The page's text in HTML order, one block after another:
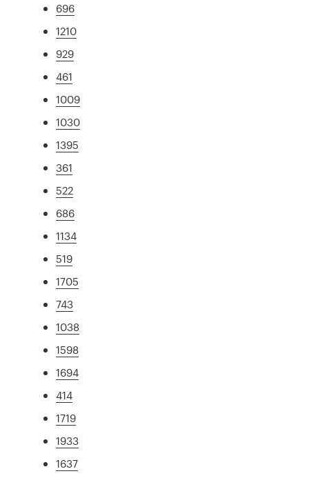
696
1210
929
461
1009
1030
1395
361
522
686
1134
519
1705
743
1038
1598
1694
414
1719
1933
1637